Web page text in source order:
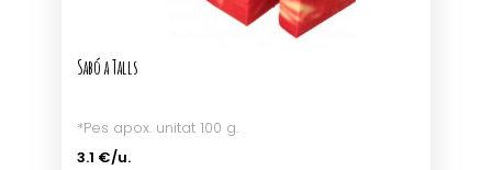
Sabó a Talls
*Pes apox. unitat 100 g.
3.1 €/u.